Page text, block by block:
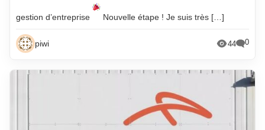
gestion d’entreprise Nouvelle étape ! Je suis très […]
piwi 44 0